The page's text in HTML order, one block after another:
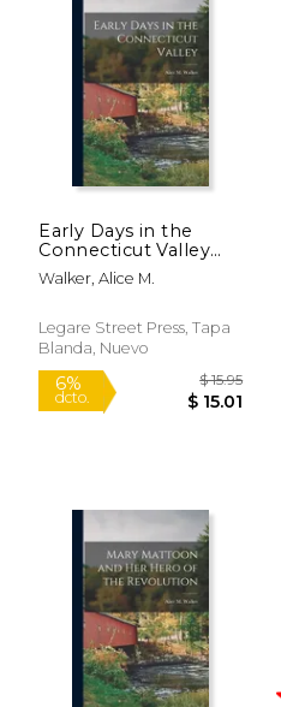
15%
dcto. $ 16.99
Early Days in the
Connecticut Valley
(en Inglés)
Walker, Alice M.
Legare Street Press, Tapa
Blanda, Nuevo